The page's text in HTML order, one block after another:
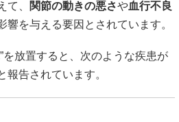
て、
関節の動きの悪さや血行不良
響を与える要因とされています。
を放置すると、次のような疾患が
報告されています。